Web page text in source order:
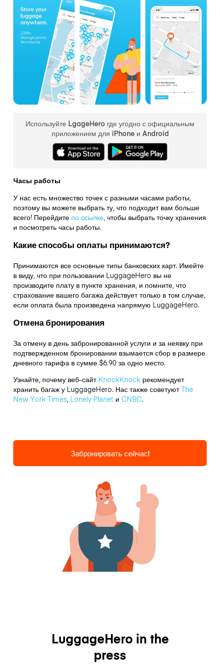
Используйте LgageHero где угодно с официальным
приложением для iPhone и Android
Часы работы
У нас есть множество точек с разными часами работы,
поэтому вы можете выбрать ту, что подходит вам больше
всего! Перейдите по ссылке, чтобы выбрать точку хранения
и посмотреть часы работы.
Какие способы оплаты принимаются?
Принимаются все основные типы банковских карт. Имейте
в виду, что при пользовании LuggageHero вы не
производите плату в пункте хранения, и помните, что
страхование вашего багажа действует только в том случае,
если оплата была произведена напрямую LuggageHero.
Отмена бронирования
За отмену в день забронированной услуги и за неявку при
подтвержденном бронировании взымается сбор в размере
дневного тарифа в сумме $6.90 за одно место.
Узнайте, почему веб-сайт KnockKnockрекомендует
хранить багаж у LuggageHero. Нас также советуютThe
New York Times, Lonely Planetи CNBC.
Забронировать сейчас!
LuggageHero in the
press